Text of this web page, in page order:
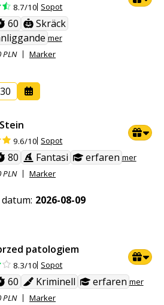
8.7/10 Sopot
60
Skräck
mer
PLN
Marker
9.6/10 Sopot
80 Fantasi erfaren mer
PLN
Marker
2026-08-09
patologiem
8.3/10 Sopot
60 Kriminell erfaren mer
PLN
Marker